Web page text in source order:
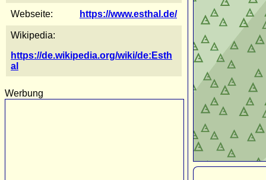
Webseite: https://www.esthal.de/
Wikipedia:
https://de.wikipedia.org/wiki/de:Esth
al
Werbung